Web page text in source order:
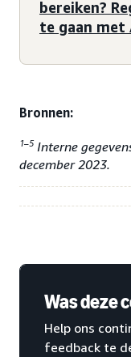
bereiken?
te gaan met
Bronnen:
1–5 Interne
december 2023.
Was deze
Help ons
feedback te